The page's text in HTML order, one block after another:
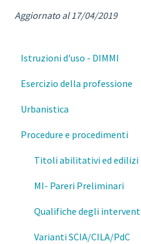
Aggiornato al 17/04/2019
Istruzioni d'uso - DIMMI
Esercizio della professione
Parcelle, contratti e
Deontologia
Responsabilità del
Privacy e GDPR
Fisco
Prevenzione e Sicurezza
Urbanistica
PGT Milano- Norme
PGT Milano- Piano delle
PGT Milano- Piano dei
Piano di governo del
Attestazione della
Procedure e procedimenti
Titoli abilitativi ed edilizi
MI- Pareri Preliminari
Qualifiche degli
Varianti SCIA/CILA/PdC